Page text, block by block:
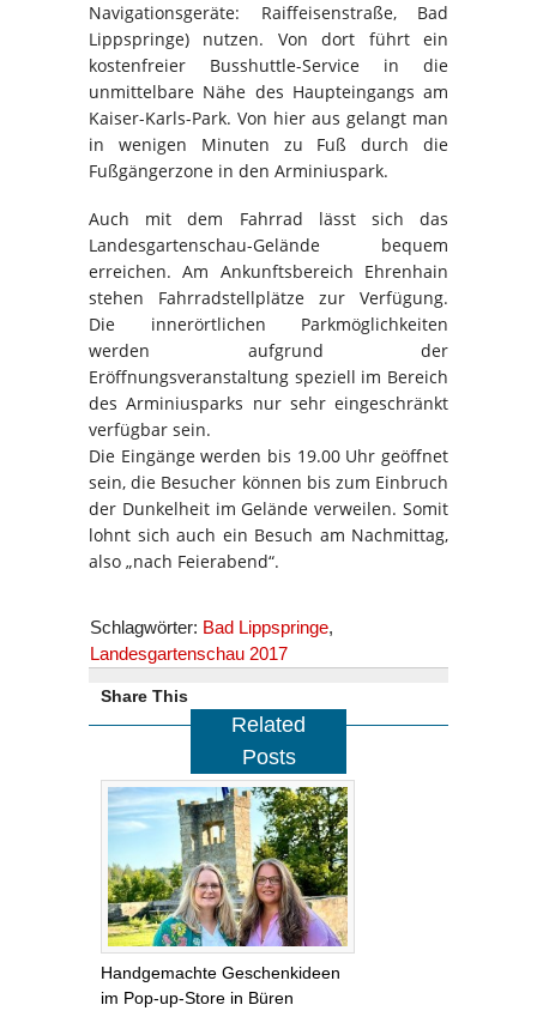
Navigationsgeräte: Raiffeisenstraße, Bad
Lippspringe) nutzen. Von dort führt ein
kostenfreier Busshuttle-Service in die
unmittelbare Nähe des Haupteingangs am
Kaiser-Karls-Park. Von hier aus gelangt man
in wenigen Minuten zu Fuß durch die
Fußgängerzone in den Arminiuspark.
Auch mit dem Fahrrad lässt sich das
Landesgartenschau-Gelände bequem
erreichen. Am Ankunftsbereich Ehrenhain
stehen Fahrradstellplätze zur Verfügung.
Die innerörtlichen Parkmöglichkeiten
werden aufgrund der
Eröffnungsveranstaltung speziell im Bereich
des Arminiusparks nur sehr eingeschränkt
verfügbar sein.
Die Eingänge werden bis 19.00 Uhr geöffnet
sein, die Besucher können bis zum Einbruch
der Dunkelheit im Gelände verweilen. Somit
lohnt sich auch ein Besuch am Nachmittag,
also „nach Feierabend“.
Schlagwörter: Bad Lippspringe,
Landesgartenschau 2017
Share This
Related
Posts
Handgemachte Geschenkideen
im Pop-up-Store in Büren